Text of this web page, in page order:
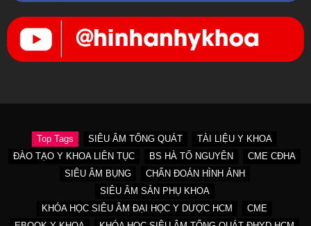
Top Tags SIÊU ÂM TỔNG QUÁT
TÀI LIỆU Y KHOA
ĐÀO TẠO Y KHOA LIÊN TỤC
BS HÀ TỐ NGUYÊN
CME CĐHA
SIÊU ÂM BỤNG
CHẨN ĐOÁN HÌNH ẢNH
SIÊU ÂM SẢN PHỤ KHOA
KHÓA HỌC SIÊU ÂM ĐẠI HỌC Y DƯỢC HCM
CME